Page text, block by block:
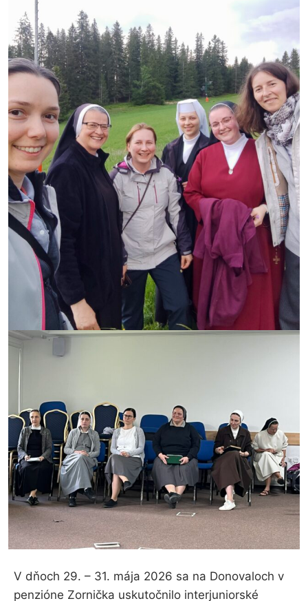
V dňoch 29. – 31. mája 2026 sa na Donovaloch v
penzióne Zornička uskutočnilo interjuniorské